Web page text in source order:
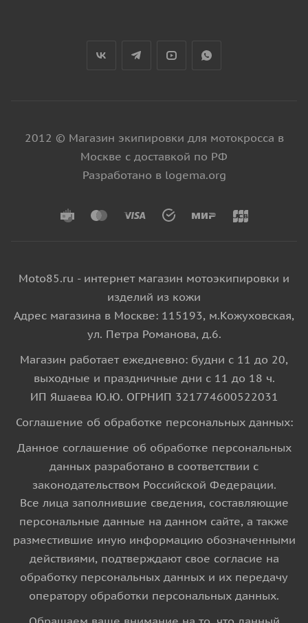
2012 © Магазин экипировки для мотокросса в
Москве с доставкой по РФ
Разработано в logema.org
Moto85.ru - интернет магазин мотоэкипировки и
изделий из кожи
Адрес магазина в Москве: 115193, м.Кожуховская,
ул. Петра Романова, д.6.
Магазин работает ежедневно: будни с 11 до 20,
выходные и праздничные дни с 11 до 18 ч.
ИП Яшаева Ю.Ю. ОГРНИП 321774600522031
Соглашение об обработке персональных данных:
Данное соглашение об обработке персональных
данных разработано в соответствии с
законодательством Российской Федерации.
Все лица заполнившие сведения, составляющие
персональные данные на данном сайте, а также
разместившие иную информацию обозначенными
действиями, подтверждают свое согласие на
обработку персональных данных и их передачу
оператору обработки персональных данных.